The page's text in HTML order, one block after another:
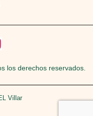
los derechos reservados.